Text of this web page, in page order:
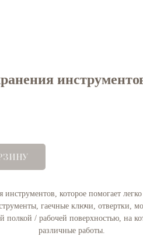
которое помогает
гаечные ключи, отвертки,
полкой / рабочей поверхностью, на
различные работы.